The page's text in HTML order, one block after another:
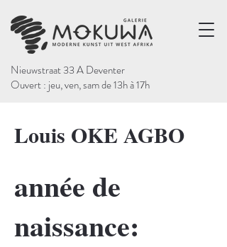
Nieuwstraat 33 A Deventer
Ouvert : jeu, ven, sam de 13h à 17h
Louis OKE AGBO
année de
naissance: